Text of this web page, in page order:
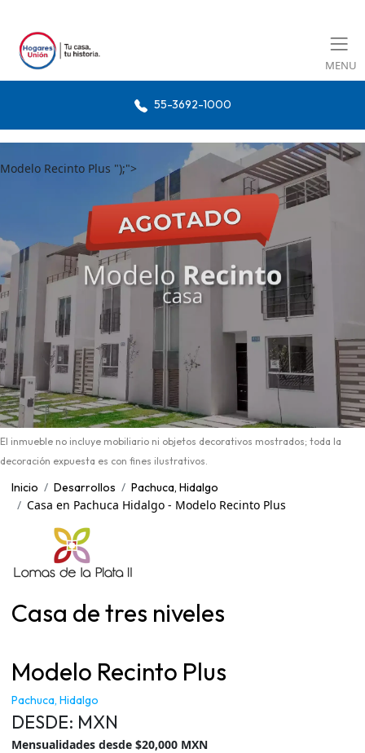
MENU
55-3692-1000
Modelo Recinto Plus ");">
El inmueble no incluye mobiliario ni objetos decorativos mostrados; toda la
decoración expuesta es con fines ilustrativos.
Inicio Desarrollos Pachuca, Hidalgo
Casa en Pachuca Hidalgo - Modelo Recinto Plus
Casa de tres niveles
Modelo Recinto Plus
Pachuca, Hidalgo
DESDE: MXN
Mensualidades desde $20,000 MXN